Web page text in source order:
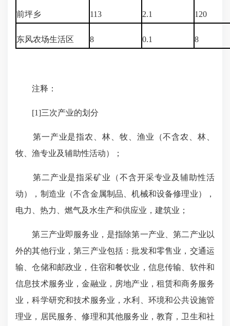
前坪乡 113 2.1 120
东风农场生活区 8 0.1 8
注释：
[1]三次产业的划分
第一产业是指农、林、牧、渔业（不含农、林、
牧、渔专业及辅助性活动）；
第二产业是指采矿业（不含开采专业及辅助性活
动），制造业（不含金属制品、机械和设备修理业），
电力、热力、燃气及水生产和供应业，建筑业；
第三产业即服务业，是指除第一产业、第二产业以
外的其他行业，第三产业包括：批发和零售业，交通运
输、仓储和邮政业，住宿和餐饮业，信息传输、软件和
信息技术服务业，金融业，房地产业，租赁和商务服务
业，科学研究和技术服务业，水利、环境和公共设施管
理业，居民服务、修理和其他服务业，教育，卫生和社